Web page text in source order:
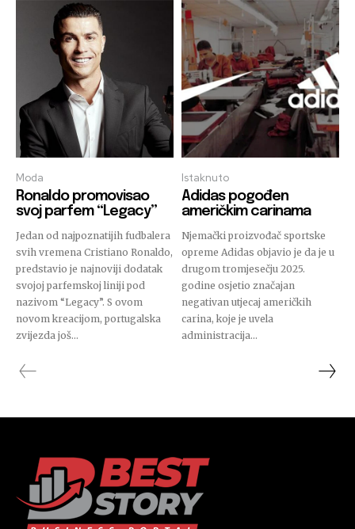
Moda
Ronaldo promovisao
svoj parfem “Legacy”
Jedan od najpoznatijih fudbalera
svih vremena Cristiano Ronaldo,
predstavio je najnoviji dodatak
svojoj parfemskoj liniji pod
nazivom “Legacy”. S ovom
novom kreacijom, portugalska
zvijezda još...
Istaknuto
Adidas pogođen
američkim carinama
Njemački proizvođač sportske
opreme Adidas objavio je da je u
drugom tromjesečju 2025.
godine osjetio značajan
negativan utjecaj američkih
carina, koje je uvela
administracija...